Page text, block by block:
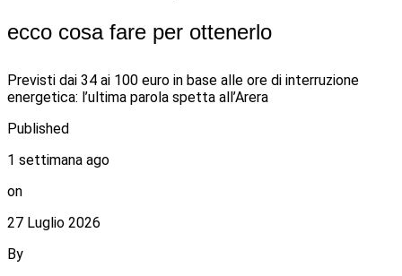
ecco cosa fare per ottenerlo
Previsti dai 34 ai 100 euro in base alle ore di interruzione
energetica: l’ultima parola spetta all’Arera
Published
1 settimana ago
on
27 Luglio 2026
By